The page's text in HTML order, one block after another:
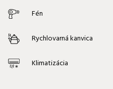
Fén
Rychlovarná kanvica
Klimatizácia